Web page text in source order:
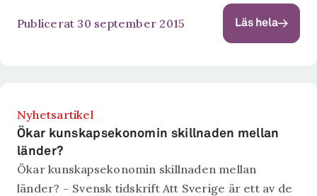
attityder till gymnasievalet?”. Panican har i en
intervjustudie tittat på vad som avgör
gymnasievalet samt hur ungdomars attityder till...
Publicerat 30 september 2015 Läs hela
Nyhetsartikel
Ökar kunskapsekonomin skillnaden mellan
länder?
Ökar kunskapsekonomin skillnaden mellan
länder? – Svensk tidskrift Att Sverige är ett av de